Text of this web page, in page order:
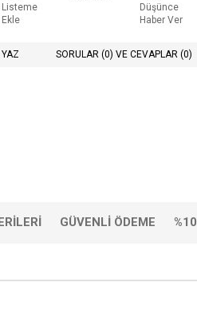
Listeme
Ekle
Düşünce
Haber Ver
SORULAR (0) VE CEVAPLAR (0)
GÜVENLI ÖDEME